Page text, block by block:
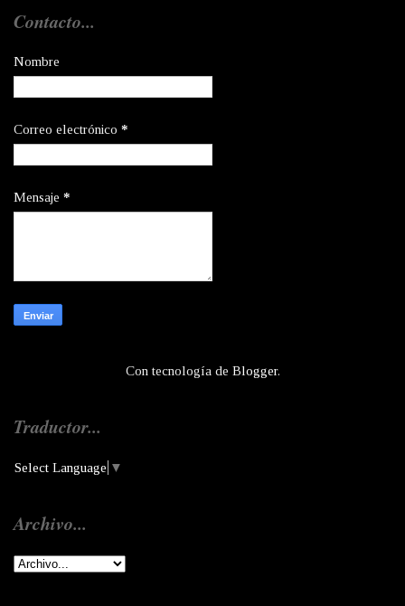
Contacto...
Nombre
Correo electrónico *
Mensaje *
Con tecnología de Blogger.
Traductor...
Select Language ▼
Archivo...